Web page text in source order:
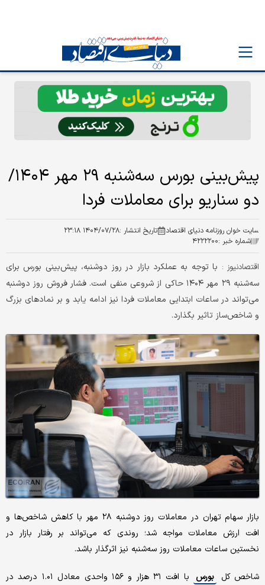
پیش‌بینی بورس سه‌شنبه ۲۹ مهر ۱۴۰۴/
دو سناریو برای معاملات فردا
سایت خوان روزنامه دنیای اقتصاد تاریخ انتشار :۱۴۰۴/۰۷/۲۸ ۲۳:۱۸
شماره خبر :۴۲۲۲۲۰۰
اقتصادنیوز : با توجه به عملکرد بازار در روز دوشنبه، پیش‌بینی بورس برای
سه‌شنبه ۲۹ مهر ۱۴۰۴ حاکی از شروعی منفی است. فشار فروش روز دوشنبه
می‌تواند در ساعات ابتدایی معاملات فردا نیز ادامه یابد و بر نمادهای بزرگ
و شاخص‌ساز تاثیر بگذارد.
بازار سهام تهران در معاملات روز دوشنبه ۲۸ مهر با کاهش شاخص‌ها و
افت ارزش معاملات مواجه شد؛ روندی که می‌تواند بر رفتار بازار در
نخستین ساعات معاملات روز سه‌شنبه نیز اثرگذار باشد.
شاخص کل بورس
با افت ۳۱ هزار و ۱۵۶ واحدی معادل ۱.۰۱ درصد در